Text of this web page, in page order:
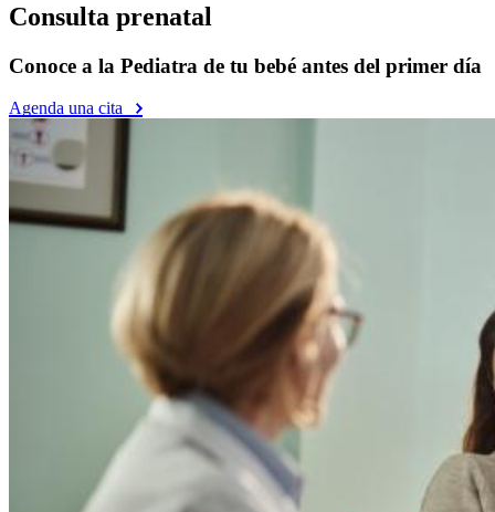
Consulta prenatal
Conoce a la Pediatra de tu bebé antes del primer día
Agenda una cita